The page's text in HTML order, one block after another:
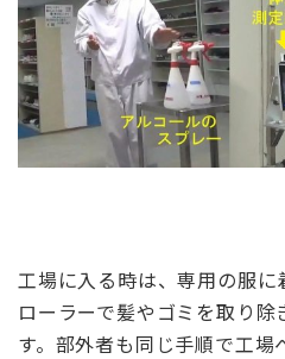
工場に入る時は、専用の服
ローラーで髪やゴミを取り除
す。部外者も同じ手順で工